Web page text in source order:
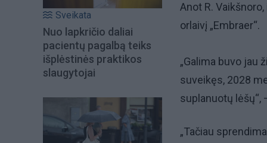
Sveikata
Nuo lapkričio daliai
pacientų pagalbą teiks
išplėstinės praktikos
slaugytojai
Anot R.
orlaivį „Embraer“.
„Galima buvo jau
suveikęs, 2028
suplanuotų lėšų“,
„Tačiau